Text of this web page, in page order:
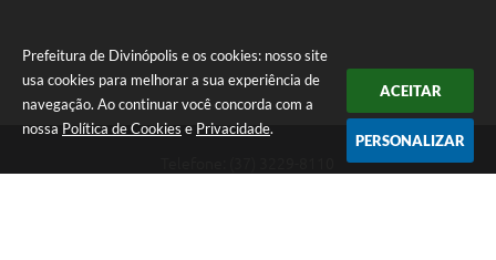
Prefeitura de Divinópolis e os cookies: nosso site
usa cookies para melhorar a sua experiência de
navegação. Ao continuar você concorda com a
nossa Política de Cookies e Privacidade.
ACEITAR
PERSONALIZAR